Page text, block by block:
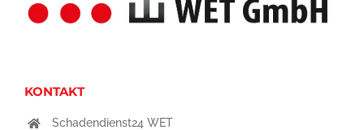
KONTAKT
Schadendienst24 WET